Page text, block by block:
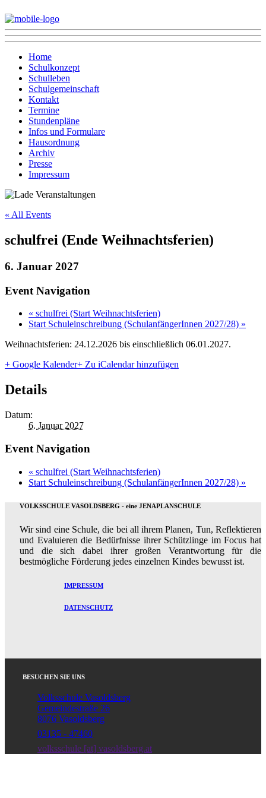
Home
Schulkonzept
Schulleben
Schulgemeinschaft
Kontakt
Termine
Stundenpläne
Infos und Formulare
Hausordnung
Archiv
Presse
Impressum
« All Events
schulfrei (Ende Weihnachtsferien)
6. Januar 2027
Event Navigation
« schulfrei (Start Weihnachtsferien)
Start Schuleinschreibung (SchulanfängerInnen 2027/28) »
Weihnachtsferien: 24.12.2026 bis einschließlich 06.01.2027.
+ Google Kalender+ Zu iCalendar hinzufügen
Details
Datum:
6. Januar 2027
Event Navigation
« schulfrei (Start Weihnachtsferien)
Start Schuleinschreibung (SchulanfängerInnen 2027/28) »
VOLKSSCHULE VASOLDSBERG - eine JENAPLANSCHULE
Wir sind eine Schule, die bei all ihrem Planen, Tun, Reflektieren
und Evaluieren die Bedürfnisse ihrer Schützlinge im Focus hat
und die sich dabei ihrer großen Verantwortung für die
bestmögliche Förderung jedes einzelnen Kindes bewusst ist.
IMPRESSUM
DATENSCHUTZ
BESUCHEN SIE UNS
Volksschule Vasoldsberg
Gemeindestraße 26
8076 Vasoldsberg
03135 - 47460
volksschule [at] vasoldsberg.at